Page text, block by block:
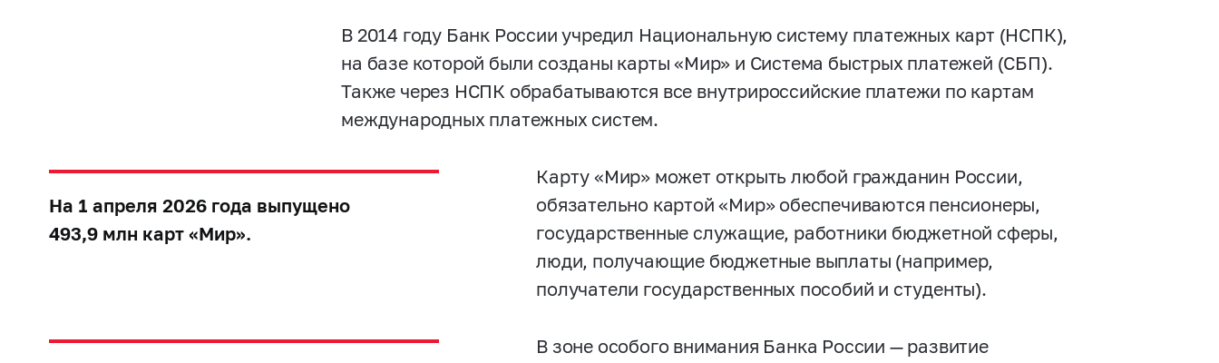
В 2014 году Банк России учредил Национальную систему платежных карт (НСПК),
на базе которой были созданы карты «Мир» и Система быстрых платежей (СБП).
Также через НСПК обрабатываются все внутрироссийские платежи по картам
международных платежных систем.
На 1 апреля 2026 года выпущено
493,9 млн карт «Мир».
Карту «Мир» может открыть любой гражданин России,
обязательно картой «Мир» обеспечиваются пенсионеры,
государственные служащие, работники бюджетной сферы,
люди, получающие бюджетные выплаты (например,
получатели государственных пособий и студенты).
В зоне особого внимания Банка России — развитие